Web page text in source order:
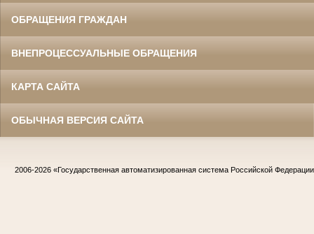
ОБРАЩЕНИЯ ГРАЖДАН
ВНЕПРОЦЕССУАЛЬНЫЕ ОБРАЩЕНИЯ
КАРТА САЙТА
ОБЫЧНАЯ ВЕРСИЯ САЙТА
2006-2026 «Государственная автоматизированная система Российской